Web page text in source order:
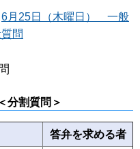
6月25日（木曜日） 一般
問
割質問＞
答弁を求める者